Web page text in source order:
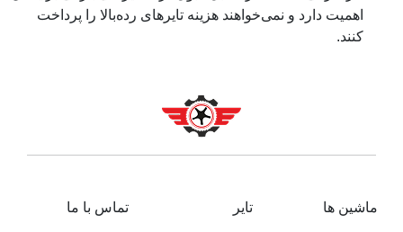
اهمیت دارد و نمی‌خواهند هزینه تایرهای رده‌بالا را پرداخت
کنند.
ماشین ها تایر تماس با ما